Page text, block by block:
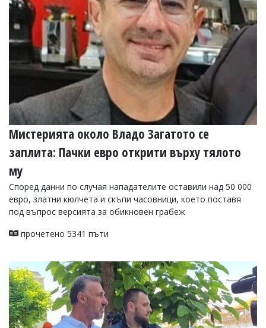
Мистерията около Владо Загатото се
заплита: Пачки евро открити върху тялото
му
Според данни по случая нападателите оставили над 50 000
евро, златни кюлчета и скъпи часовници, което поставя
под въпрос версията за обикновен грабеж
прочетено 5341 пъти